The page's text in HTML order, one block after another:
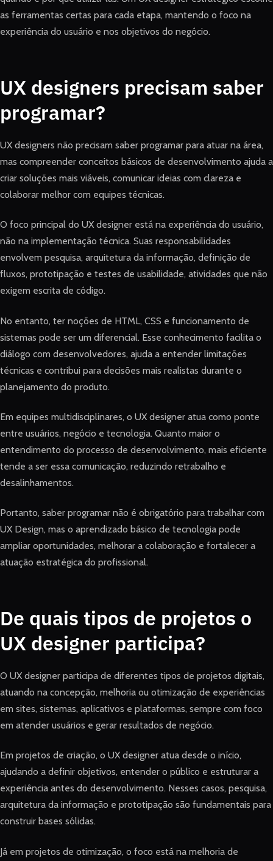
as ferramentas certas para cada etapa, mantendo o foco na
experiência do usuário e nos objetivos do negócio.
UX designers precisam saber
programar?
UX designers não precisam saber programar para atuar na área,
mas compreender conceitos básicos de desenvolvimento ajuda a
criar soluções mais viáveis, comunicar ideias com clareza e
colaborar melhor com equipes técnicas.
O foco principal do UX designer está na experiência do usuário,
não na implementação técnica. Suas responsabilidades
envolvem pesquisa, arquitetura da informação, definição de
fluxos, prototipação e testes de usabilidade, atividades que não
exigem escrita de código.
No entanto, ter noções de HTML, CSS e funcionamento de
sistemas pode ser um diferencial. Esse conhecimento facilita o
diálogo com desenvolvedores, ajuda a entender limitações
técnicas e contribui para decisões mais realistas durante o
planejamento do produto.
Em equipes multidisciplinares, o UX designer atua como ponte
entre usuários, negócio e tecnologia. Quanto maior o
entendimento do processo de desenvolvimento, mais eficiente
tende a ser essa comunicação, reduzindo retrabalho e
desalinhamentos.
Portanto, saber programar não é obrigatório para trabalhar com
UX Design, mas o aprendizado básico de tecnologia pode
ampliar oportunidades, melhorar a colaboração e fortalecer a
atuação estratégica do profissional.
De quais tipos de projetos o
UX designer participa?
O UX designer participa de diferentes tipos de projetos digitais,
atuando na concepção, melhoria ou otimização de experiências
em sites, sistemas, aplicativos e plataformas, sempre com foco
em atender usuários e gerar resultados de negócio.
Em projetos de criação, o UX designer atua desde o início,
ajudando a definir objetivos, entender o público e estruturar a
experiência antes do desenvolvimento. Nesses casos, pesquisa,
arquitetura da informação e prototipação são fundamentais para
construir bases sólidas.
Já em projetos de otimização, o foco está na melhoria de